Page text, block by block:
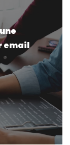
email